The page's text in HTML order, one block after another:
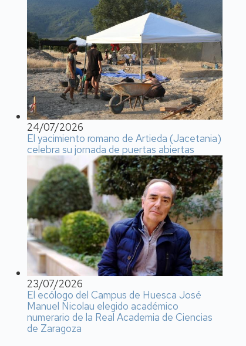
24/07/2026
El yacimiento romano de Artieda (Jacetania)
celebra su jornada de puertas abiertas
23/07/2026
El ecólogo del Campus de Huesca José
Manuel Nicolau elegido académico
numerario de la Real Academia de Ciencias
de Zaragoza